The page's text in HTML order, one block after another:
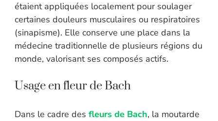
étaient appliquées localement pour soulager
certaines douleurs musculaires ou respiratoires
(sinapisme). Elle conserve une place dans la
médecine traditionnelle de plusieurs régions du
monde, valorisant ses composés actifs.
Usage en fleur de Bach
Dans le cadre des fleurs de Bach, la moutarde